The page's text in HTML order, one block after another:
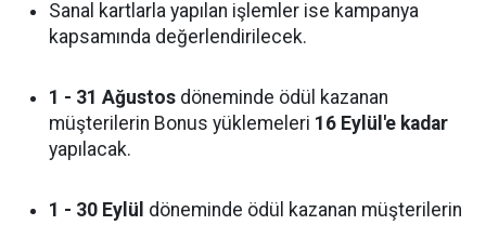
Sanal kartlarla yapılan işlemler ise kampanya
kapsamında değerlendirilecek.
1 - 31 Ağustos döneminde ödül kazanan
müşterilerin Bonus yüklemeleri 16 Eylül'e kadar
yapılacak.
1 - 30 Eylül döneminde ödül kazanan müşterilerin